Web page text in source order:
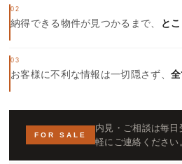
02
納得できる物件が見つかるまで、 と
03
お客様に不利な情報は一切隠さず、 全
FOR SALE
内見・ご相談は毎
軽にご連絡ください